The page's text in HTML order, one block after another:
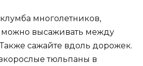
многолетников,
можно высаживать между
сажайте вдоль дорожек.
тюльпаны в